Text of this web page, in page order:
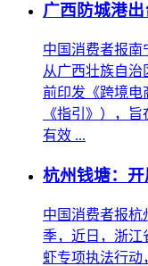
广西防城港
中国消费者报南
从广西壮族自治
前印发《跨境电
《指引》），
有效 ...
杭州钱塘：
中国消费者报杭
季，近日，浙江
虾专项执法行动